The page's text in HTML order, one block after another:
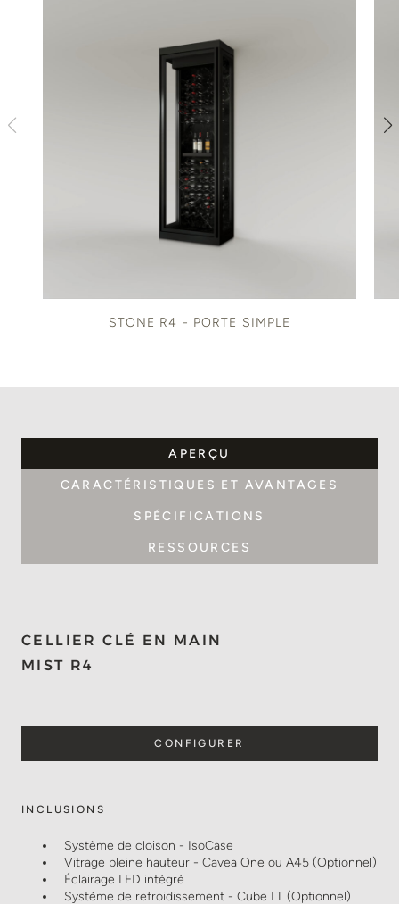
STONE R4 - PORTE SIMPLE
APERÇU
CARACTÉRISTIQUES ET AVANTAGES
SPÉCIFICATIONS
RESSOURCES
CELLIER CLÉ EN MAIN
MIST R4
CONFIGURER
INCLUSIONS
Système de cloison - IsoCase
Vitrage pleine hauteur - Cavea One ou A45 (Optionnel)
Éclairage LED intégré
Système de refroidissement - Cube LT (Optionnel)